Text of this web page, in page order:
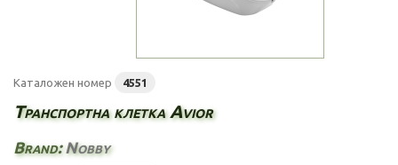
Каталожен номер 4551
Транспортна клетка Avior
Brand:Nobby